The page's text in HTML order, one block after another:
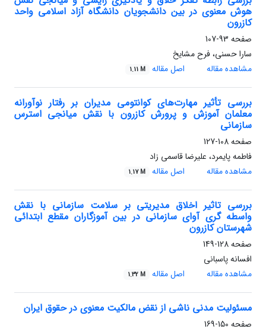
هوش معنوی در بین دانشجویان دانشگاه آزاد اسلامی واحد
کازرون
صفحه 93-107
سارا حسنی، فرح مشایخ
مشاهده مقاله
اصل مقاله 1.11 M
بررسی تأثیر مهارت‌های کوانتومی مدیران بر رفتار نوآورانه
معلمان آموزش و پرورش کازرون با نقش میانجی استرس
سازمانی
صفحه108-127
فاطمه پایمرد، علیرضا قاسمی زاد
مشاهده مقاله
اصل مقاله 1.17 M
بررسی تاثیر اخلاق مدیریتی بر سلامت سازمانی با نقش
واسطه گری آوای سازمانی در بین آموزگاران مقطع ابتدائی
شهرستان کازرون
صفحه128-149
افسانه پاسبانی
مشاهده مقاله
اصل مقاله 1.32 M
مسئولیت مدنی ناشی از نقض مالکیت معنوی در حقوق ایران
صفحه 150-169